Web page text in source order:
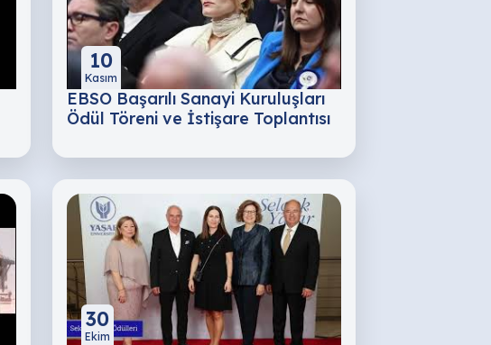
10
Kasım
EBSO Başarılı Sanayi Kuruluşları
Ödül Töreni ve İstişare Toplantısı
30
Ekim